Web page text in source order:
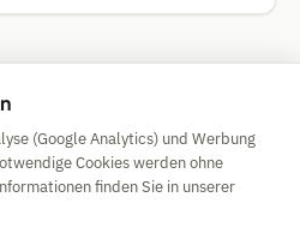
(Google Analytics) und Werbung
Cookies werden ohne
finden Sie in unserer